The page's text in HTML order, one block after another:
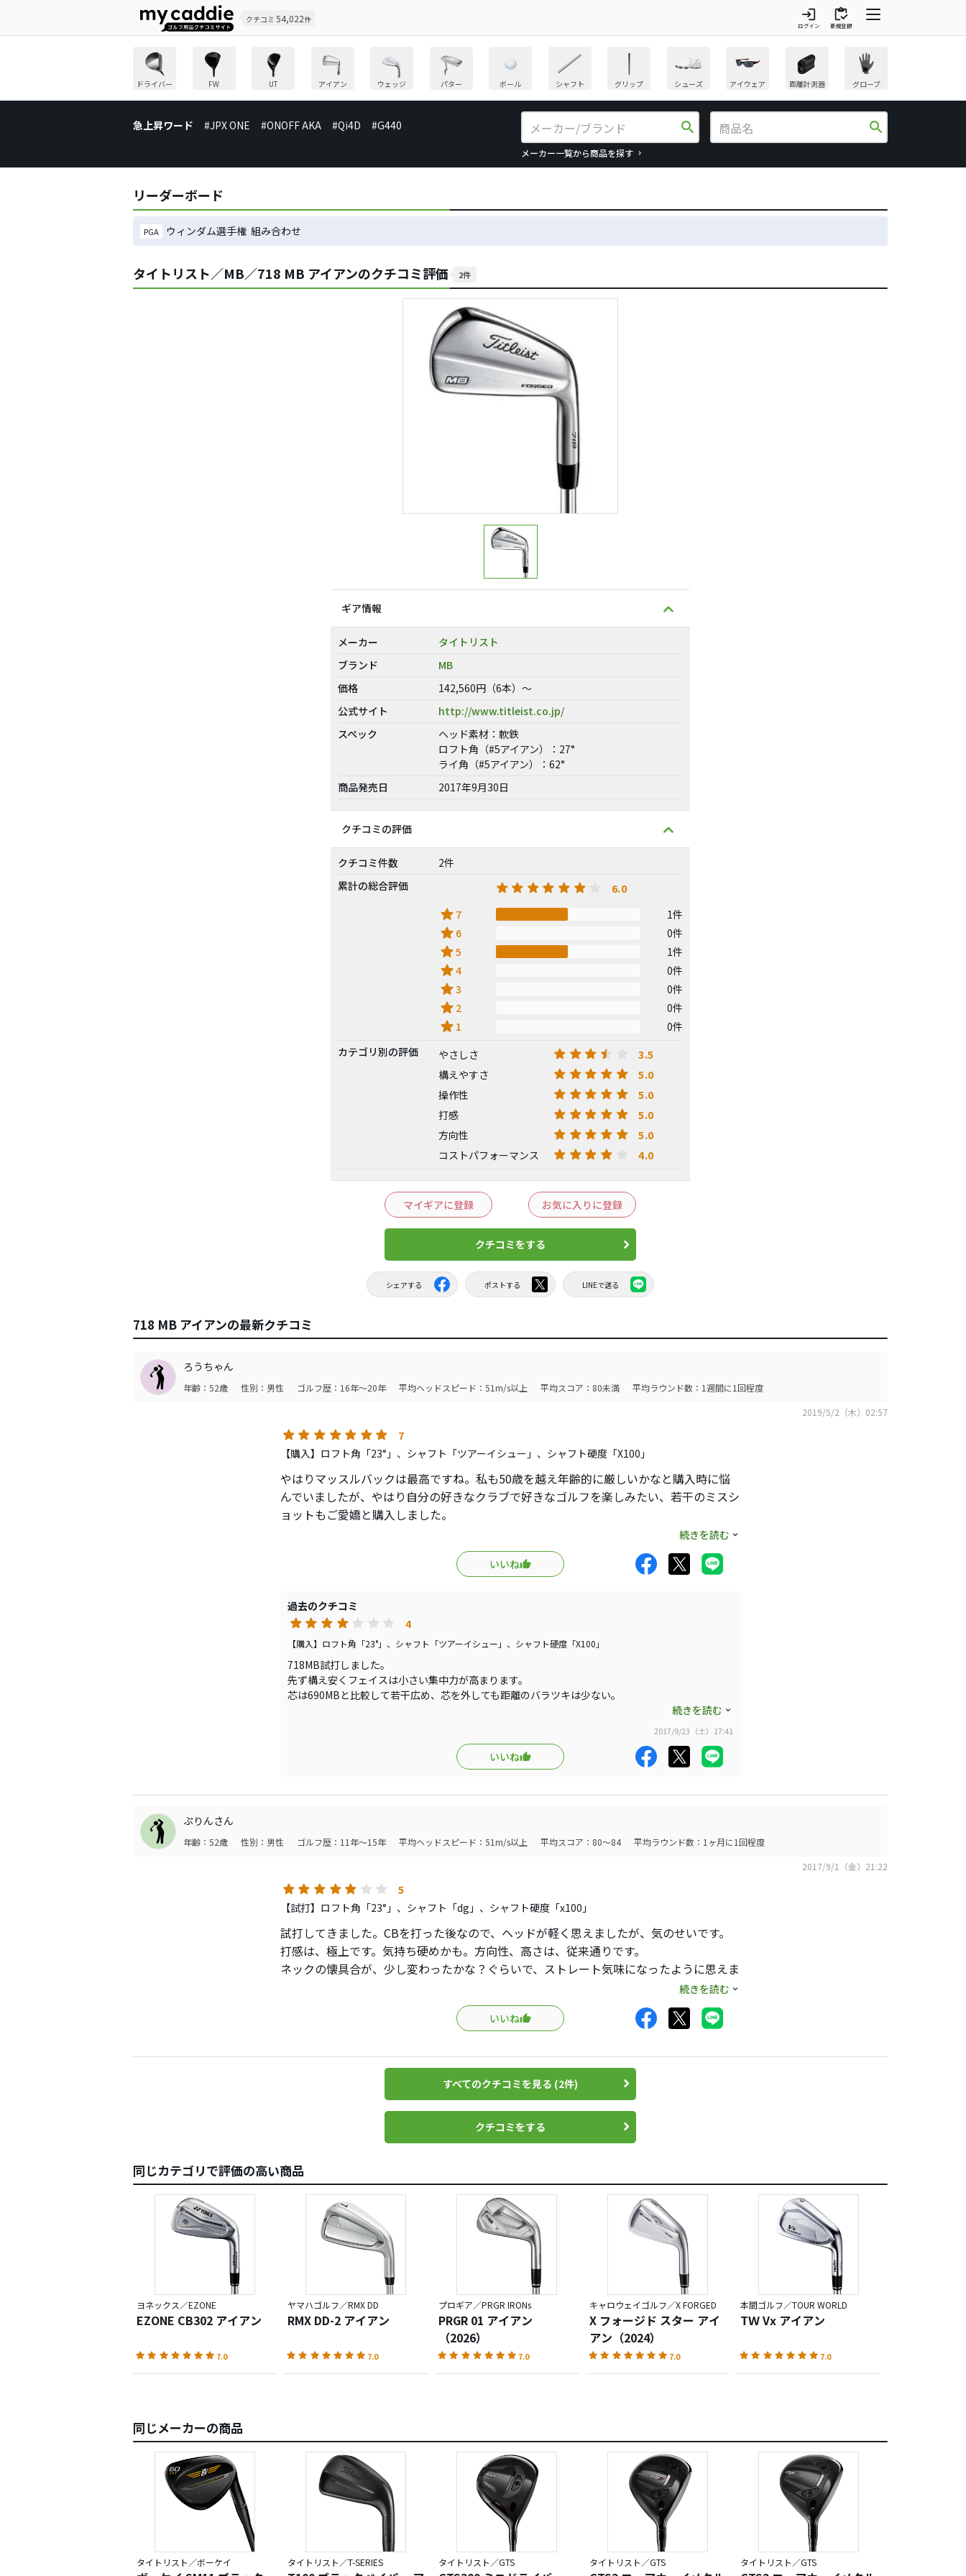
クチコミ 54,022件 login
ログイン
inventory
新規登録
ドライバー FW UT アイアン ウェッジ パター ボール シャフト グリップ シューズ アイウェア 距離計測器 グローブ
急上昇ワード #JPX ONE #ONOFF AKA #Qi4D #G440 search
メーカー一覧から商品を探す
search
リーダーボード
PGA ウィンダム選手権 組み合わせ
タイトリスト／MB／718 MB アイアンのクチコミ評価 2件
ギア情報
メーカー
タイトリスト
ブランド
MB
価格
142,560円（6本）～
公式サイト
http://www.titleist.co.jp/
スペック
ヘッド素材：軟鉄
ロフト角（#5アイアン）：27°
ライ角（#5アイアン）：62°
商品発売日
2017年9月30日
クチコミの評価
クチコミ件数
2件
累計の総合評価
6.0
star 7 1件
star 6 0件
star5 1件
star4 0件
star3 0件
star 2 0件
star 1
0件
カテゴリ別の評価
やさしさ 3.5
構えやすさ 5.0
操作性 5.0
打感 5.0
方向性 5.0
コストパフォーマンス 4.0
マイギアに登録 お気に入りに登録
クチコミをする
シェアする ポストする LINEで送る
718 MB アイアンの最新クチコミ
ろうちゃん
年齢：52歳 性別：男性 ゴルフ歴：16年～20年 平均ヘッドスピード：51m/s以上 平均スコア：80未満
平均ラウンド数：1週間に1回程度
2019/5/2（木）02:57
7
【購入】ロフト角「23°」、シャフト「ツアーイシュー」、シャフト硬度「X100」
やはりマッスルバックは最高ですね。私も50歳を越え年齢的に厳しいかなと購入時に悩
んでいましたが、やはり自分の好きなクラブで好きなゴルフを楽しみたい、若干のミスシ
ョットもご愛嬌と購入しました。
既に2年位仕様して居ますが、素晴らしいクラブです。最近のマッスルクラブは優しく打
感はマッスル特有の厚みのあるソリッドな感じ練習が楽しくてしょうがないです。
そして、ヘッドカバーを単体で被せてあるので、マッスルヘッドの美しさも保たれていま
最近ではマッスルバックを使用する方は、殆ど見かけなくなりましたが、タイガーウッズ
のマスターズ優勝で完全復活を成し遂げましたね。タイガーの完全復活でマッスルバック
使用者が増えるといいなぁと思います。
因みにテーラからタイガー仕様のマッスルアンアンが発売されます。約20万と高額ですが
欲しくてたまりません。物凄く美しいアイアンですね。興味のある方必見です。
続きを読む
いいね
過去のクチコミ
4
【購入】ロフト角「23°」、シャフト「ツアーイシュー」、シャフト硬度「X100」
718MB試打しました。
先ず構え安くフェイスは小さい集中力が高まります。
芯は690MBと比較して若干広め、芯を外しても距離のバラツキは少ない。
ショップので試打でシャフトはX200しかなかったので、ツアーイシューX100をオーダーしまし
方向性も抜群です。
最近ではマッスルアイアンを使うプロも減っているようですが、私は好きなマッスルアイアンを使
続きを読む
2017/9/23（土）17:41
いいね
ぷりんさん
年齢：52歳 性別：男性 ゴルフ歴：11年～15年 平均ヘッドスピード：51m/s以上 平均スコア：80～84
平均ラウンド数：1ヶ月に1回程度
2017/9/1（金）21:22
5
【試打】ロフト角「23°」、シャフト「dg」、シャフト硬度「x100」
試打してきました。CBを打った後なので、ヘッドが軽く思えましたが、気のせいです。
打感は、極上です。気持ち硬めかも。方向性、高さは、従来通りです。
ネックの懐具合が、少し変わったかな？ぐらいで、ストレート気味になったように思えま
す。が、ほとんど違和感無いレベルです。大変、構えやすく打感は、最高です。出玉も、
716と同じぐらいです。当方、夏仕様で712mb使用中ですが、718にすんなり移行できそ
うな感じがします。ライ角は、いつも通りアップライトですね。要調整です。
続きを読む
いいね
すべてのクチコミを見る (2件)
クチコミをする
同じカテゴリで評価の高い商品
ヨネックス／EZONE
EZONE CB302 アイアン
7.0
ヤマハゴルフ／RMX DD
RMX DD-2 アイアン
7.0
プロギア／PRGR IRONs
PRGR 01 アイアン
（2026）
7.0
キャロウェイゴルフ／X FORGED
X フォージド スター アイ
アン（2024）
7.0
本間ゴルフ／TOUR WORLD
TＷ Vx アイアン
7.0
同じメーカーの商品
タイトリスト／ボーケイ タイトリスト／T-SERIES タイトリスト／GTS タイトリスト／GTS タイトリスト／GTS